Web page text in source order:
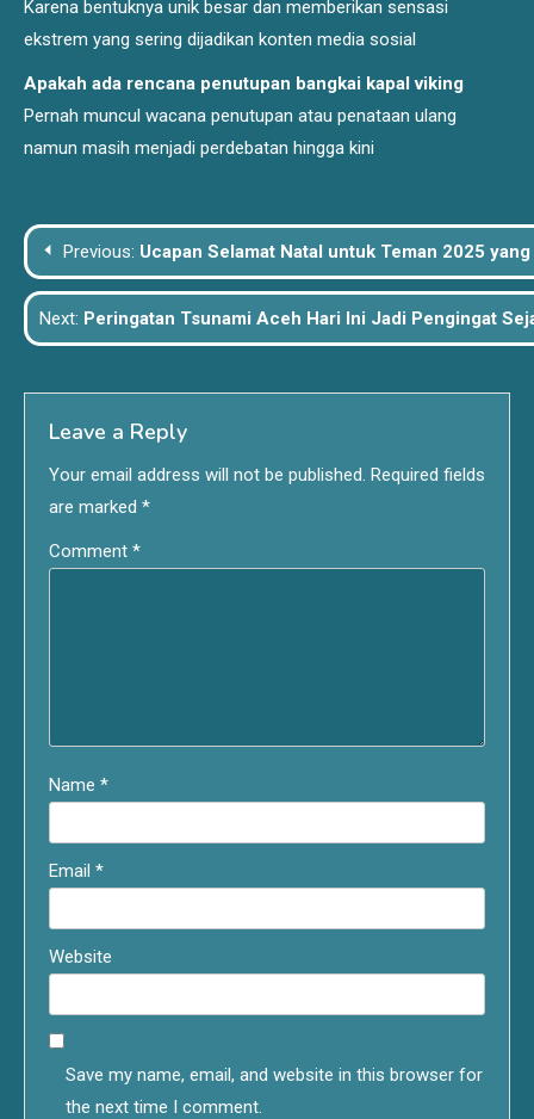
Karena bentuknya unik besar dan memberikan sensasi
ekstrem yang sering dijadikan konten media sosial
Apakah ada rencana penutupan bangkai kapal viking
Pernah muncul wacana penutupan atau penataan ulang
namun masih menjadi perdebatan hingga kini
Post
navigation
Previous: Ucapan Selamat Natal untuk Teman 2025
Next: Peringatan Tsunami Aceh Hari Ini Jadi Pengingat
Leave a Reply
Your email address will not be published. Required fields
are marked *
Comment *
Name *
Email *
Website
Save my name, email, and website in this browser for
the next time I comment.